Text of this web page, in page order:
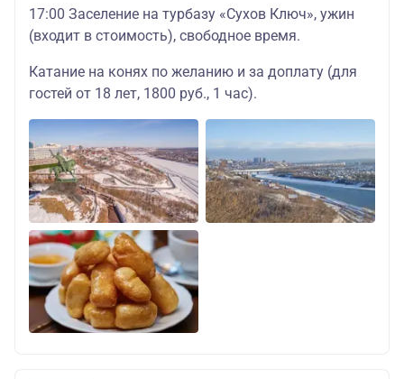
17:00 Заселение на турбазу «Сухов Ключ», ужин
(входит в стоимость), свободное время.
Катание на конях по желанию и за доплату (для
гостей от 18 лет, 1800 руб., 1 час).